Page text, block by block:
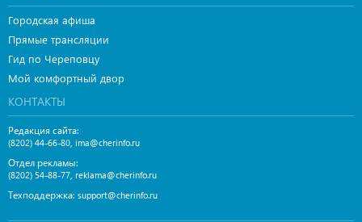
Городская афиша
Прямые трансляции
Гид по Череповцу
Мой комфортный двор
КОНТАКТЫ
Редакция сайта:
(8202) 44-66-80, ima@cherinfo.ru
Отдел рекламы:
(8202) 54-88-77, reklama@cherinfo.ru
Техподдержка: support@cherinfo.ru